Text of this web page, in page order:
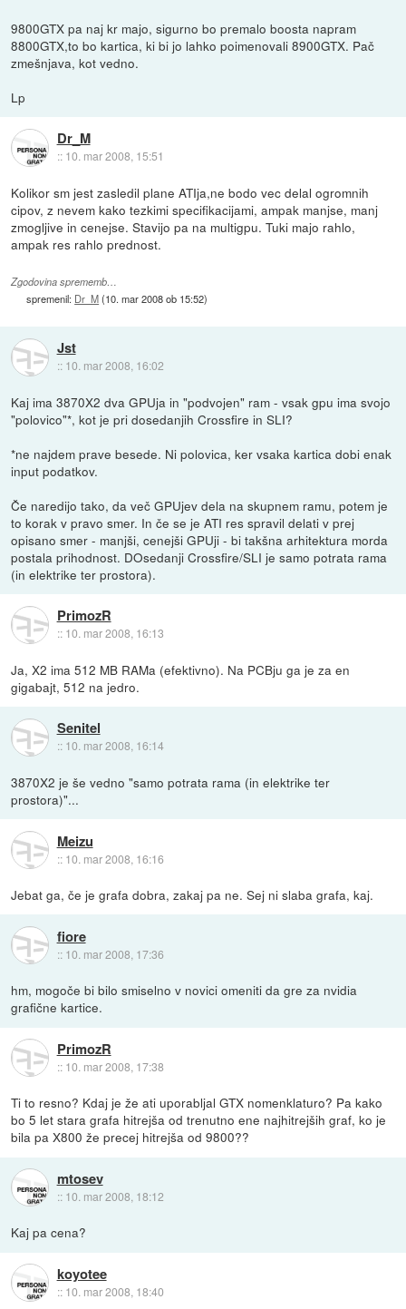
9800GTX pa naj kr majo, sigurno bo premalo boosta napram
8800GTX,to bo kartica, ki bi jo lahko poimenovali 8900GTX. Pač
zmešnjava, kot vedno.
Lp
Dr_M
:: 10. mar 2008, 15:51
Kolikor sm jest zasledil plane ATIja,ne bodo vec delal ogromnih
cipov, z nevem kako tezkimi specifikacijami, ampak manjse, manj
zmogljive in cenejse. Stavijo pa na multigpu. Tuki majo rahlo,
ampak res rahlo prednost.
Zgodovina sprememb…
spremenil: Dr_M(10. mar 2008 ob 15:52)
Jst
:: 10. mar 2008, 16:02
Kaj ima 3870X2 dva GPUja in "podvojen" ram - vsak gpu ima svojo
"polovico"*, kot je pri dosedanjih Crossfire in SLI?
*ne najdem prave besede. Ni polovica, ker vsaka kartica dobi enak
input podatkov.
Če naredijo tako, da več GPUjev dela na skupnem ramu, potem je
to korak v pravo smer. In če se je ATI res spravil delati v prej
opisano smer - manjši, cenejši GPUji - bi takšna arhitektura morda
postala prihodnost. DOsedanji Crossfire/SLI je samo potrata rama
(in elektrike ter prostora).
PrimozR
:: 10. mar 2008, 16:13
Ja, X2 ima 512 MB RAMa (efektivno). Na PCBju ga je za en
gigabajt, 512 na jedro.
Senitel
:: 10. mar 2008, 16:14
3870X2 je še vedno "samo potrata rama (in elektrike ter
prostora)"...
Meizu
:: 10. mar 2008, 16:16
Jebat ga, če je grafa dobra, zakaj pa ne. Sej ni slaba grafa, kaj.
fiore
:: 10. mar 2008, 17:36
hm, mogoče bi bilo smiselno v novici omeniti da gre za nvidia
grafične kartice.
PrimozR
:: 10. mar 2008, 17:38
Ti to resno? Kdaj je že ati uporabljal GTX nomenklaturo? Pa kako
bo 5 let stara grafa hitrejša od trenutno ene najhitrejših graf, ko je
bila pa X800 že precej hitrejša od 9800??
mtosev
:: 10. mar 2008, 18:12
Kaj pa cena?
koyotee
:: 10. mar 2008, 18:40